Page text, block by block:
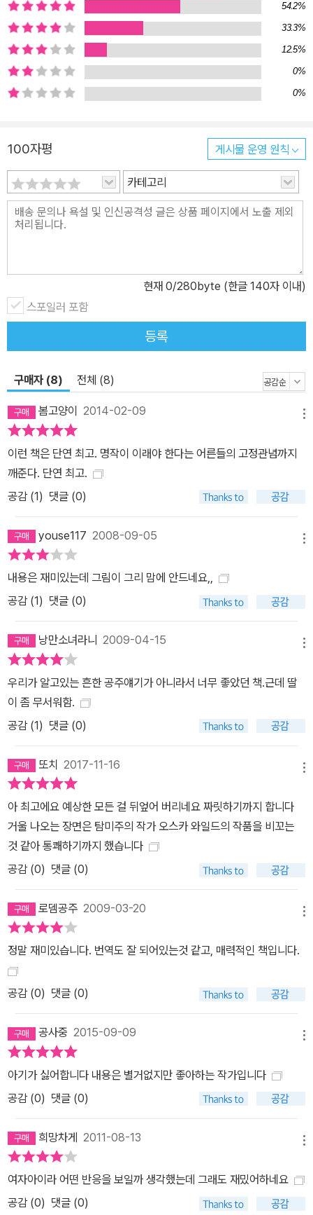
54.2%
33.3%
12.5%
0%
0%
100자평 게시물 운영 원칙
카테고리
현재 0/280byte (한글 140자 이내)
스포일러 포함
등록
구매자 (8) 전체 (8)
봄고양이 2014-02-09
이런 책은 단연 최고. 명작이 이래야 한다는 어른들의 고정관념까지
깨준다. 단연 최고.
공감 (1) 댓글 (0)
youse117 2008-09-05
내용은 재미있는데 그림이 그리 맘에 안드네요,,
공감 (1) 댓글 (0)
낭만소녀라니 2009-04-15
우리가 알고있는 흔한 공주얘기가 아니라서 너무 좋았던 책.근데 딸
이 좀 무서워함.
공감 (1) 댓글 (0)
또치 2017-11-16
아 최고에요 예상한 모든 걸 뒤엎어 버리네요 짜릿하기까지 합니다
거울 나오는 장면은 탐미주의 작가 오스카 와일드의 작품을 비꼬는
것 같아 통쾌하기까지 했습니다
공감 (0) 댓글 (0)
로뎀공주 2009-03-20
정말 재미있습니다. 번역도 잘 되어있는것 같고, 매력적인 책입니다.
공감 (0) 댓글 (0)
공사중 2015-09-09
아기가 싫어합니다 내용은 별거없지만 좋아하는 작가입니다
공감 (0) 댓글 (0)
희망차게 2011-08-13
여자아이라 어떤 반응을 보일까 생각했는데 그래도 재밌어하네요
공감 (0) 댓글 (0)